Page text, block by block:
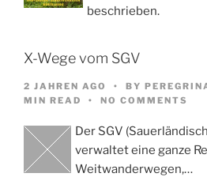
beschrieben.
X-Wege vom SGV
2 JAHREN AGO BY
MIN READ
NO COMMENTS
Der SGV
verwaltet eine ganze
Weitwanderwegen,…